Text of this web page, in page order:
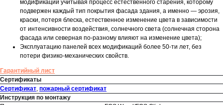
модификаций учитывая процесс естественного старения, которому
подвержен каждый тип покрытия фасада здания, а именно — эрозия,
краски, потеря блеска, естественное изменение цвета в зависимости
от интенсивности воздействия, солнечного света (солнечная сторона
фасада или северная по-разному влияют на изменение цвета);
Эксплуатацию панелей всех модификаций более 50-ти лет, без
потери физико-механических свойств.
Гарантийный лист
Сертификаты
Сертификат, пожарный сертификат
Инструкция по монтажу